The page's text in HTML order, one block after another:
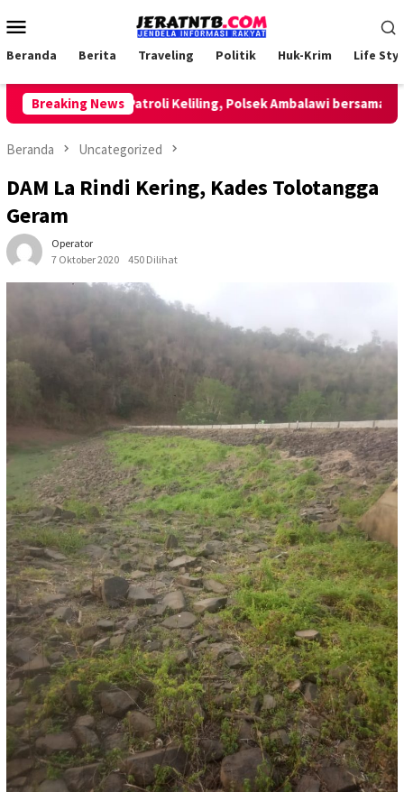
ke
Mobile
Beranda Berita Traveling Politik Huk-Krim Life
Breaking News
Lakukan Patroli Keliling, Polsek Ambalawi bersama TNI dan
Beranda Uncategorized
DAM La Rindi Kering, Kades Tolotangga
Geram
Operator
7 Oktober 2020
450 Dilihat